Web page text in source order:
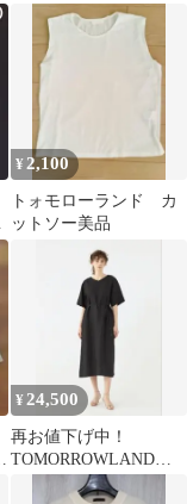
ンズ 半袖シャツ ホワイ
¥2,100
トォモローランド カ
ットソー美品
¥ 24,500
再お値下げ中！
TOMORROWLANDリ
ネン100% Vネックワン